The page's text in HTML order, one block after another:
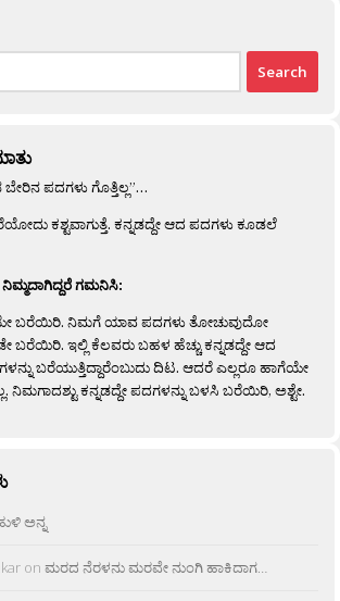
ಪದಗಳು ಗೊತ್ತಿಲ್ಲ”…
ಕಶ್ಟವಾಗುತ್ತೆ. ಕನ್ನಡದ್ದೇ ಆದ ಪದಗಳು ಕೂಡಲೆ
ಗಮನಿಸಿ:
ಬರೆಯಿರಿ. ನಿಮಗೆ ಯಾವ ಪದಗಳು ತೋಚುವುದೋ
ಬರೆಯಿರಿ. ಇಲ್ಲಿ ಕೆಲವರು ಬಹಳ ಹೆಚ್ಚು ಕನ್ನಡದ್ದೇ ಆದ
ಬರೆಯುತ್ತಿದ್ದಾರೆಂಬುದು ದಿಟ. ಆದರೆ ಎಲ್ಲರೂ ಹಾಗೆಯೇ
ಕನ್ನಡದ್ದೇ ಪದಗಳನ್ನು ಬಳಸಿ ಬರೆಯಿರಿ, ಅಶ್ಟೇ.
ಅನ್ನ
on ಮರದ ನೆರಳನು ಮರವೇ ನುಂಗಿ ಹಾಕಿದಾಗ…